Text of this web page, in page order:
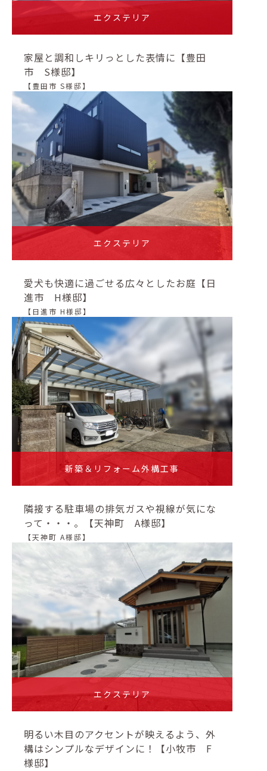
エクステリア
家屋と調和しキリっとした表情に【豊田
市 S様邸】
【豊田市 S様邸】
エクステリア
愛犬も快適に過ごせる広々としたお庭【日
進市 H様邸】
【日進市 H様邸】
新築＆リフォーム外構工事
隣接する駐車場の排気ガスや視線が気にな
って・・・。【天神町 A様邸】
【天神町 A様邸】
エクステリア
明るい木目のアクセントが映えるよう、外
構はシンプルなデザインに！【小牧市 F
様邸】